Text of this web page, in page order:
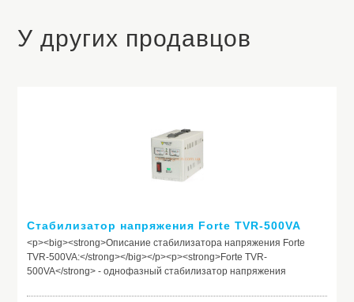
У других продавцов
Стабилизатор напряжения Forte TVR-500VA
<p><big><strong>Описание стабилизатора напряжения Forte
TVR-500VA:</strong></big></p><p><strong>Forte TVR-
500VA</strong> - однофазный стабилизатор напряжения
align:justify;"><strong>Стабилизатор напряжения Forte TVR-